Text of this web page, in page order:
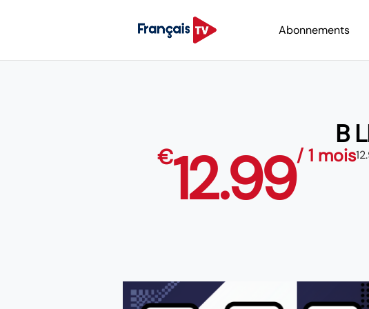
Abonnements
B
€12.99/ 1 mois